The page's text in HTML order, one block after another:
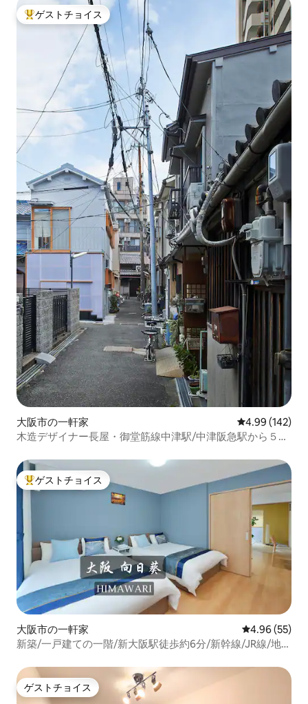
大好評のゲストチョイスです。
ゲストチョイス
大阪市の一軒家 レビュー142
4.99 (142)
木造デザイナー長屋・御堂筋線中津駅/中津阪急駅から５
大好評のゲストチョイスです。
ゲストチョイス
大阪市の一軒家 レビュー55
4.96 (55)
新築/一戸建ての一階/新大阪駅徒歩約6分/新幹線/JR線/地下
ゲストチョイス
ゲストチョイス